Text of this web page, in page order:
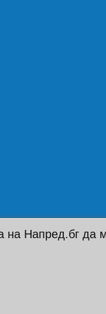
на Напред.бг да